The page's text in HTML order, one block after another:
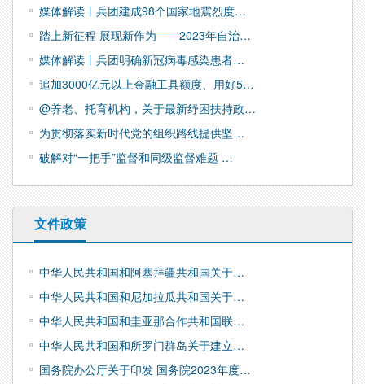
媒体解读丨兵团建成98个国家地震烈度…
踏上新征程 展现新作为——2023年自治…
媒体解读丨兵团明确新冠病毒感染患者…
追加3000亿元以上金融工具额度、用好5…
@养老、托育机构，关于最新纾困扶持政…
为贯彻落实新时代党的组织路线提供坚…
破解对“一把手”监督和同级监督难题 …
文件政策
中华人民共和国和阿塞拜疆共和国关于…
中华人民共和国和尼加拉瓜共和国关于…
中华人民共和国和圭亚那合作共和国联…
中华人民共和国和所罗门群岛关于建立…
国务院办公厅关于印发 国务院2023年度…